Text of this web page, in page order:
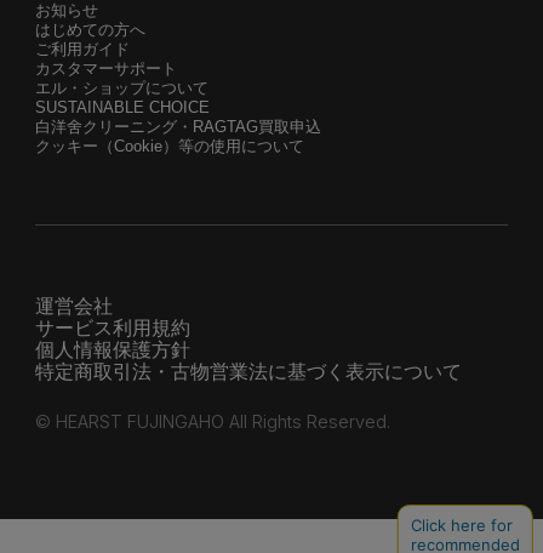
お知らせ
はじめての方へ
ご利用ガイド
カスタマーサポート
エル・ショップについて
SUSTAINABLE CHOICE
白洋舍クリーニング・RAGTAG買取申込
クッキー（Cookie）等の使用について
運営会社
サービス利用規約
個人情報保護方針
特定商取引法・古物営業法に基づく表示について
© HEARST FUJINGAHO All Rights Reserved.